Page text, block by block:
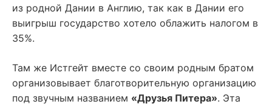
из родной Дании в Англию, так как в Дании его
выигрыш государство хотело облажить налогом в
35%.
Там же Истгейт вместе со своим родным братом
организовывает благотворительную организацию
под звучным названием «Друзья Питера». Эта